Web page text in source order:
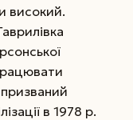
високий.
в 1978 р.